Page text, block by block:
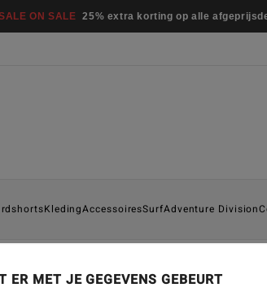
ON SALE 25% extra korting op alle
KledingAccessoiresSurfAdventure Division
ER MET JE GEGEVENS GEBEURT